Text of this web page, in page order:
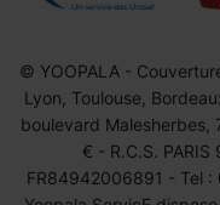
© YOOPALA -
Lyon, Toulouse,
boulevard Malesherbes,
€ - R.C.S.
FR84942006891 - Tel